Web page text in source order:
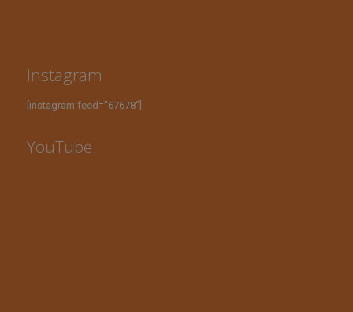
Instagram
[instagram feed="67678"]
YouTube